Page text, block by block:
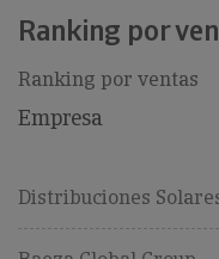
Ranking por
Ranking por ventas
Empresa
Distribuciones